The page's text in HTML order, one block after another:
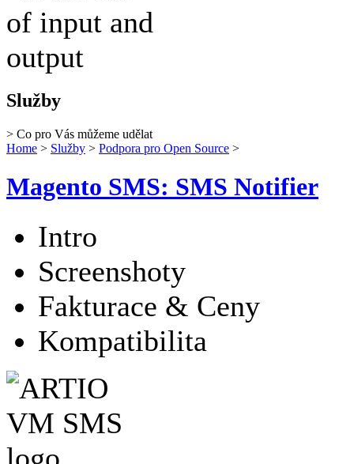
Služby
> Co pro Vás můžeme udělat
Home > Služby > Podpora pro Open Source >
Magento SMS: SMS Notifier
Intro
Screenshoty
Fakturace & Ceny
Kompatibilita